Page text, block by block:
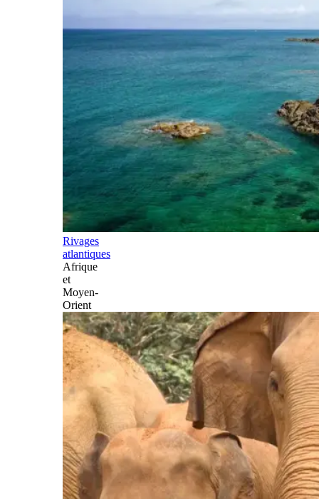
Rivages
atlantiques
Afrique
et
Moyen-
Orient